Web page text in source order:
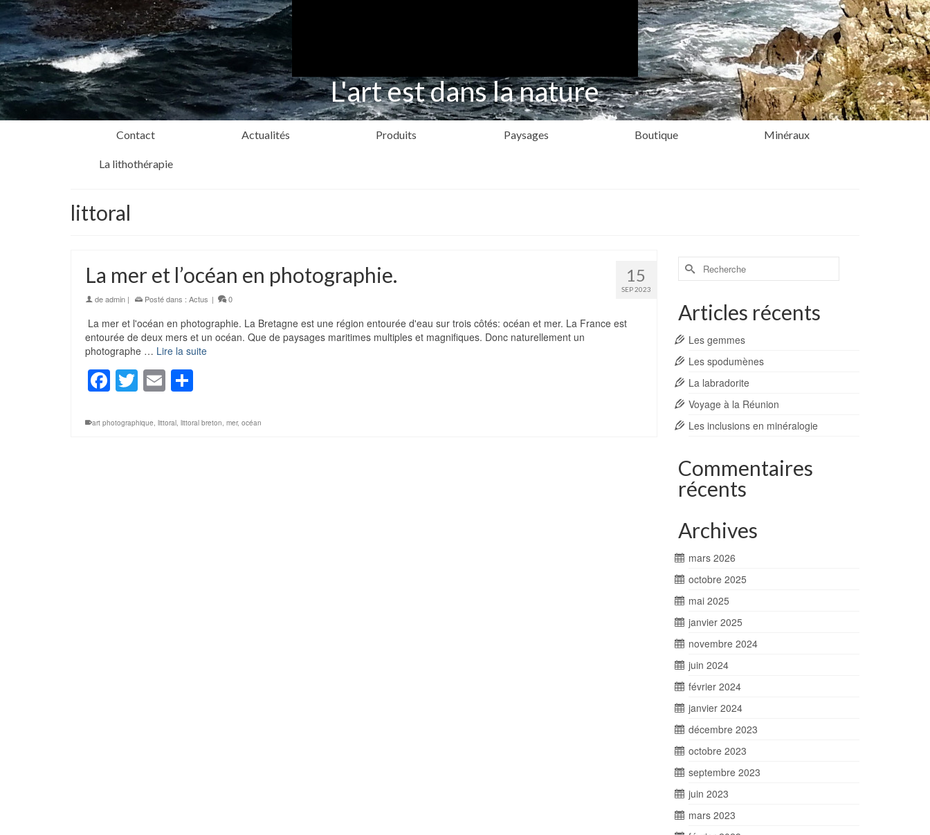
L'art est dans la nature
Contact Actualités Produits Paysages Boutique Minéraux
La lithothérapie
littoral
15
SEP 2023
La mer et l’océan en photographie.
deadmin | Posté dans : Actus | 0
La mer et l'océan en photographie. La Bretagne est une région entourée d'eau sur trois côtés: océan et mer. La France est
entourée de deux mers et un océan. Que de paysages maritimes multiples et magnifiques. Donc naturellement un
photographe … Lire la suite
Facebook
Twitter
Email
art photographique, littoral, littoral breton, mer, océan
Rechercher :
Articles récents
Les gemmes
Les spodumènes
La labradorite
Voyage à la Réunion
Les inclusions en minéralogie
Commentaires
récents
Archives
mars 2026
octobre 2025
mai 2025
janvier 2025
novembre 2024
juin 2024
février 2024
janvier 2024
décembre 2023
octobre 2023
septembre 2023
juin 2023
mars 2023